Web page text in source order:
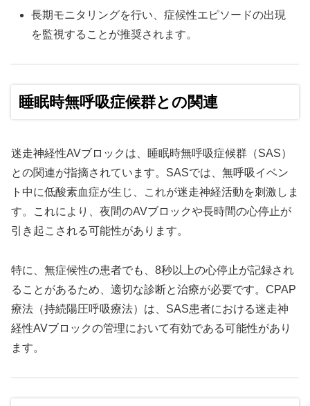
長期モニタリングを行い、症候性エピソードの出現
を監視することが推奨されます。
睡眠時無呼吸症候群との関連
迷走神経性AVブロックは、睡眠時無呼吸症候群（SAS）
との関連が指摘されています。SASでは、無呼吸イベン
ト中に低酸素血症が生じ、これが迷走神経活動を刺激しま
す。これにより、夜間のAVブロックや長時間の心停止が
引き起こされる可能性があります。
特に、無症候性の患者でも、8秒以上の心停止が記録され
ることがあるため、適切な診断と治療が必要です。CPAP
療法（持続陽圧呼吸療法）は、SAS患者における迷走神
経性AVブロックの管理において有効である可能性があり
ます。